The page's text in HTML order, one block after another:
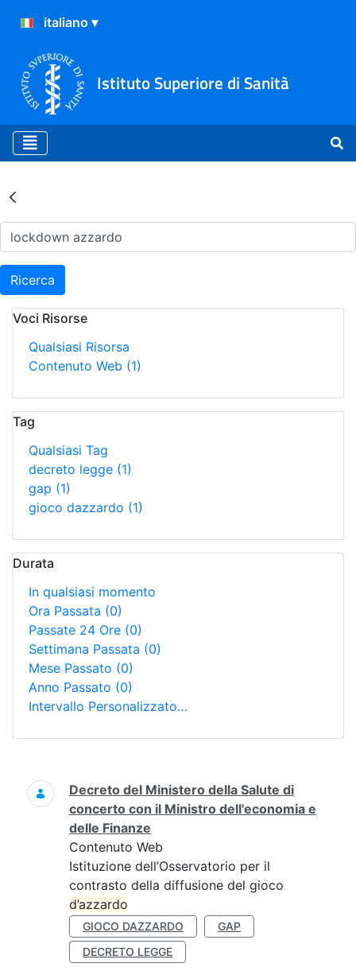
Istituto Superiore di Sanità
Risultati della Ricerca -
Ricerca
Voci Risorse
Qualsiasi Risorsa
Contenuto Web (1)
Tag
Qualsiasi Tag
decreto legge (1)
gap (1)
gioco dazzardo (1)
Durata
In qualsiasi momento
Ora Passata (0)
Passate 24 Ore (0)
Settimana Passata (0)
Mese Passato (0)
Anno Passato (0)
Intervallo Personalizzato…
Ricerca
Decreto del Ministero della Salute di
concerto con il Ministro dell'economia e
delle Finanze
Contenuto Web
Istituzione dell’Osservatorio per il
contrasto della diffusione del gioco
d’azzardo
GIOCO DAZZARDO
GAP
DECRETO LEGGE